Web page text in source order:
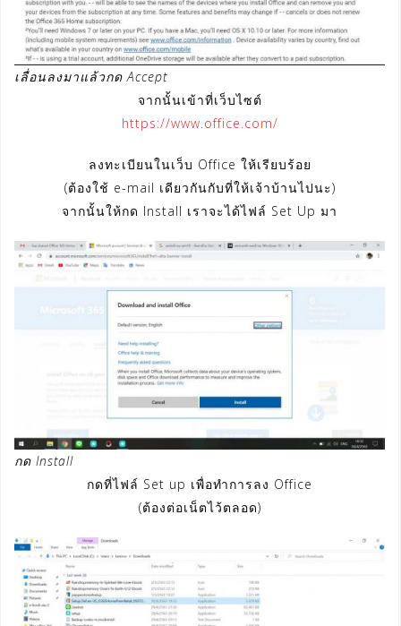
เลื่อนลงมาแล้วกด Accept
จากนั้นเข้าที่เว็บไซต์
https://www.office.com/
ลงทะเบียนในเว็บ Office ให้เรียบร้อย
(ต้องใช้ e-mail เดียวกันกับที่ให้เจ้าบ้านไปนะ)
จากนั้นให้กด Install เราจะได้ไฟล์ Set Up มา
กด Install
กดที่ไฟล์ Set up เพื่อทำการลง Office
(ต้องต่อเน็ตไว้ตลอด)